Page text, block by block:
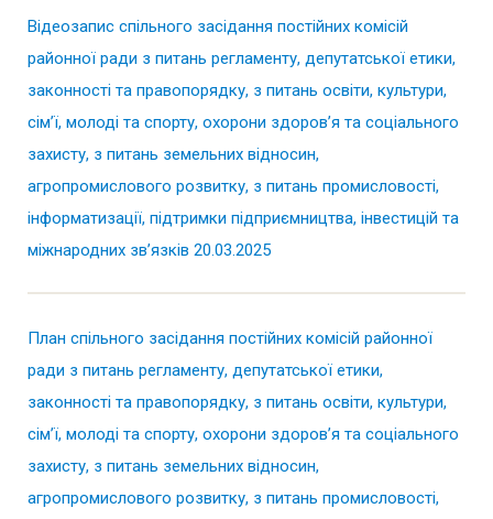
Відеозапис спільного засідання постійних комісій
районної ради з питань регламенту, депутатської етики,
законності та правопорядку, з питань освіти, культури,
сім’ї, молоді та спорту, охорони здоров’я та соціального
захисту, з питань земельних відносин,
агропромислового розвитку, з питань промисловості,
інформатизації, підтримки підприємництва, інвестицій та
міжнародних зв’язків 20.03.2025
План спільного засідання постійних комісій районної
ради з питань регламенту, депутатської етики,
законності та правопорядку, з питань освіти, культури,
сім’ї, молоді та спорту, охорони здоров’я та соціального
захисту, з питань земельних відносин,
агропромислового розвитку, з питань промисловості,